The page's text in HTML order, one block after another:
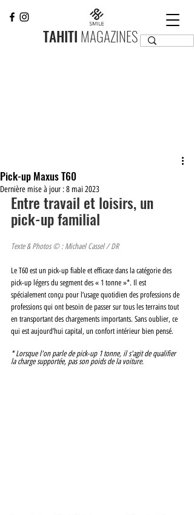
TAHITI MAGAZINES
Pick-up Maxus T60
Dernière mise à jour :8 mai 2023
Entre travail et loisirs, un
pick-up familial
Texte & Photos © : Michael Cassel / DR
Le T60 est un pick-up fiable et efficace dans la catégorie des
pick-up légers du segment des « 1 tonne »*. Il est
spécialement conçu pour l’usage quotidien des professions de
professions qui ont besoin de passer sur tous les terrains tout
en transportant des chargements importants. Sans oublier, ce
qui est aujourd’hui capital, un confort intérieur bien pensé.
* Lorsque l'on parle de pick-up 1 tonne, il s'agit de qualifier
la charge supportée, pas son poids de la voiture.